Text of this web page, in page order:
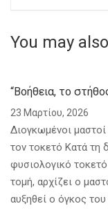
You may
“Βοήθεια, το
23 Μαρτίου, 2026
Διογκωμένοι
τον τοκετό Κατά τη
φυσιολογικό
τομή, αρχίζει ο
αυξηθεί ο όγκος